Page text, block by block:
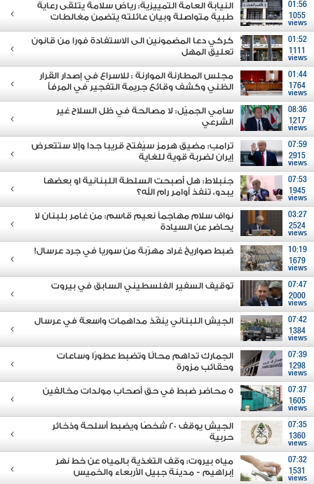
01:56
1055
views
النيابة العامة التمييزية: رياض سلامة يتلقى رعاية
طبية متواصلة وبيان عائلته يتضمن مغالطات
01:52
1111
views
كركي دعا المضمونين الى الاستفادة فورا من قانون
تعليق المهل
01:44
1764
views
مجلس المطارنة الموارنة : للاسراع في إصدار القرار
الظني وكشف وقائع جريمة التفجير في المرفأ
08:36
1217
views
سامي الجميّل: لا مصالحة في ظل السلاح غير
الشرعي
07:59
2915
views
ترامب: مضيق هرمز سيُفتح قريبا جدا وإلا ستتعرض
إيران لضربة قوية للغاية
07:53
1945
views
جنبلاط: هل أصبحت السلطة اللبنانية او بعضها
يبدو، تنفذ أوامر رام الله؟
03:27
2524
views
نواف سلام مهاجماً نعيم قاسم: من غامر بلبنان لا
يحاضر عن السيادة
10:19
1679
views
ضبط صواريخ غراد مهرّبة من سوريا في جرد عرسال!
07:47
2000
views
توقيف السفير الفلسطيني السابق في بيروت
07:42
1384
views
الجيش اللبناني ينفّذ مداهمات واسعة في عرسال
07:39
1298
views
الجمارك تداهم محالًا وتضبط عطورًا وساعات
وحقائب مزورة
07:37
1605
views
5 محاضر ضبط في حق أصحاب مولدات مخالفين
07:35
1360
views
الجيش يوقف 20 شخصًا ويضبط أسلحة وذخائر
حربية
07:32
1531
views
مياه بيروت: وقف التغذية بالمياه عن خط نهر
إبراهيم - مدينة جبيل الأربعاء والخميس